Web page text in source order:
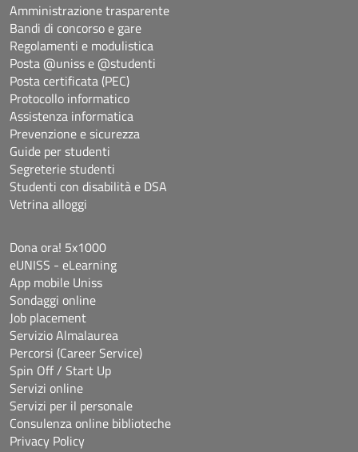
Amministrazione trasparente
Bandi di concorso e gare
Regolamenti e modulistica
Posta @uniss e @studenti
Posta certificata (PEC)
Protocollo informatico
Assistenza informatica
Prevenzione e sicurezza
Guide per studenti
Segreterie studenti
Studenti con disabilità e DSA
Vetrina alloggi
Dona ora! 5x1000
eUNISS - eLearning
App mobile Uniss
Sondaggi online
Job placement
Servizio Almalaurea
Percorsi (Career Service)
Spin Off / Start Up
Servizi online
Servizi per il personale
Consulenza online biblioteche
Privacy Policy